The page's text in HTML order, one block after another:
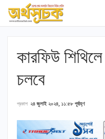
কারফিউ
চলবে
প্রকাশ ২৪ জুলাই ২০২৪, ১১:৫৮ পূর্বাহ্ণ